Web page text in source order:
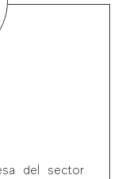
del sector